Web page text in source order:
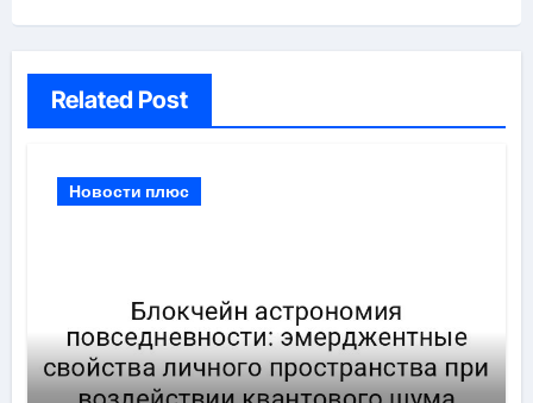
Related Post
Новости плюс